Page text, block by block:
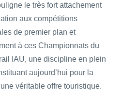
le très fort attachement
aux compétitions
de premier plan et
à ces Championnats du
IAU, une discipline en plein
aujourd’hui pour la
véritable offre touristique.